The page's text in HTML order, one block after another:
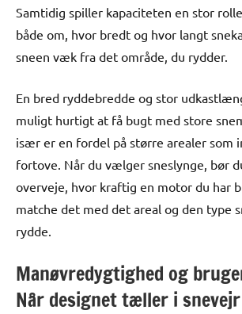
Samtidig spiller kapaciteten en stor
både om, hvor bredt og hvor langt
sneen væk fra det område, du rydder.
En bred ryddebredde og stor
muligt hurtigt at få bugt med store
især er en fordel på større arealer som
fortove. Når du vælger sneslynge, bør
overveje, hvor kraftig en motor du har
matche det med det areal og den type
rydde.
Manøvredygtighed og
Når designet tæller i snevejr